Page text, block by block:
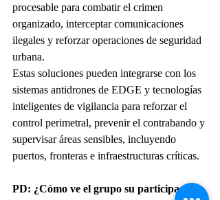
procesable para combatir el crimen
organizado, interceptar comunicaciones
ilegales y reforzar operaciones de seguridad
urbana.
Estas soluciones pueden integrarse con los
sistemas antidrones de EDGE y tecnologías
inteligentes de vigilancia para reforzar el
control perimetral, prevenir el contrabando y
supervisar áreas sensibles, incluyendo
puertos, fronteras e infraestructuras críticas.
PD: ¿Cómo ve el grupo su participación